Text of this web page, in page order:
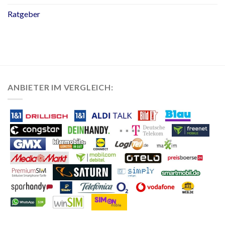
Ratgeber
ANBIETER IM VERGLEICH: